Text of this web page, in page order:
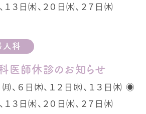
３日㈭、２０日㈭、２７日㈭
人科
科医師休診のお知らせ
６日㈭、１２日㈬、１３日㈭ ◉
３日㈭、２０日㈭、２７日㈭